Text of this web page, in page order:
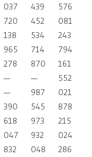
037 439
576
720 452
081
138 534
243
965 714
794
278 870
161
— —
552
— 987
021
390 545
878
618 973
215
047 932
024
832 048
286